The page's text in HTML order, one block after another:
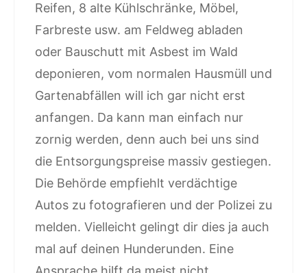
Reifen, 8 alte Kühlschränke, Möbel,
Farbreste usw. am Feldweg abladen
oder Bauschutt mit Asbest im Wald
deponieren, vom normalen Hausmüll und
Gartenabfällen will ich gar nicht erst
anfangen. Da kann man einfach nur
zornig werden, denn auch bei uns sind
die Entsorgungspreise massiv gestiegen.
Die Behörde empfiehlt verdächtige
Autos zu fotografieren und der Polizei zu
melden. Vielleicht gelingt dir dies ja auch
mal auf deinen Hunderunden. Eine